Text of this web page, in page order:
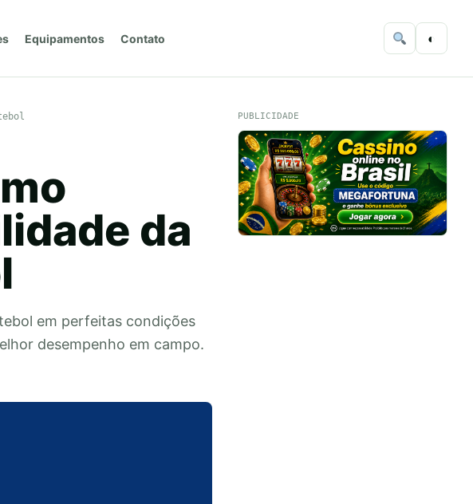
Equipamentos Contato ◐
da
em perfeitas condições
desempenho em campo.
PUBLICIDADE